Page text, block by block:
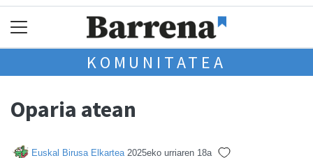
KOMUNITATEA
Oparia atean
Euskal Birusa Elkartea 2025eko urriaren 18a